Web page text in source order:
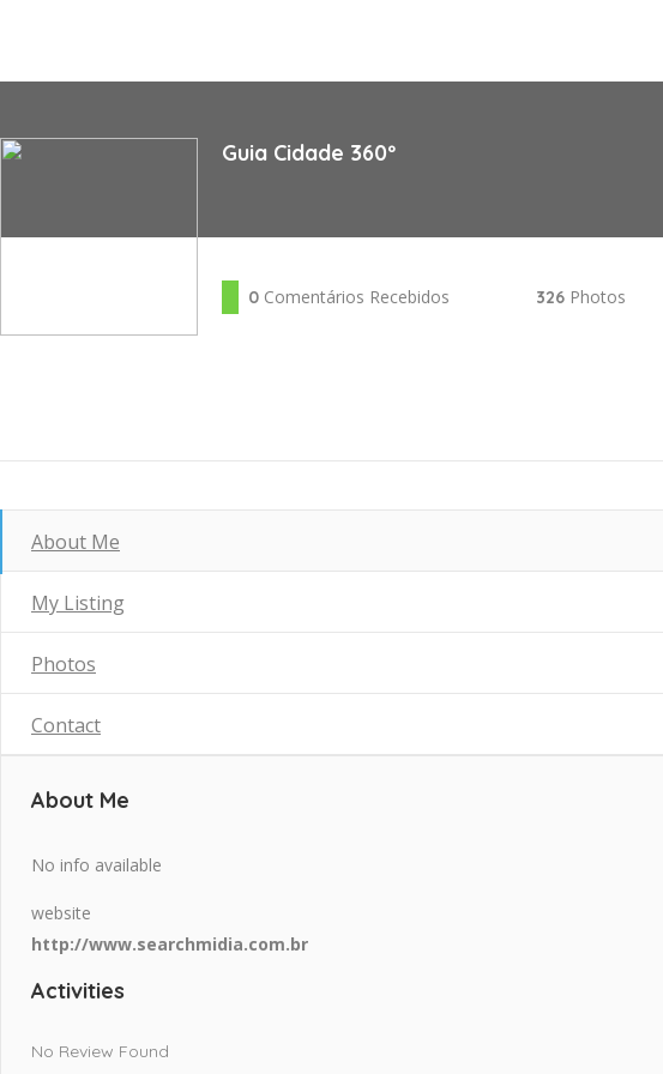
Guia Cidade 360º
0 Comentários Recebidos 326 Photos
About Me
My Listing
Photos
Contact
About Me
No info available
website
http://www.searchmidia.com.br
Activities
No Review Found